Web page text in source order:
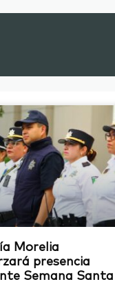
Morelia
presencia
Semana Santa